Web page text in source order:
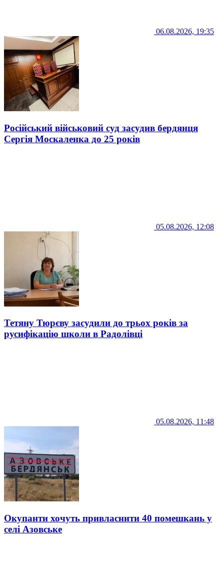
06.08.2026, 19:35
Російський військовий суд засудив бердянця
Сергія Москаленка до 25 років
05.08.2026, 12:08
Тетяну Тюрєву засудили до трьох років за
русифікацію школи в Радолівці
05.08.2026, 11:48
Окупанти хочуть привласнити 40 помешкань у
селі Азовське